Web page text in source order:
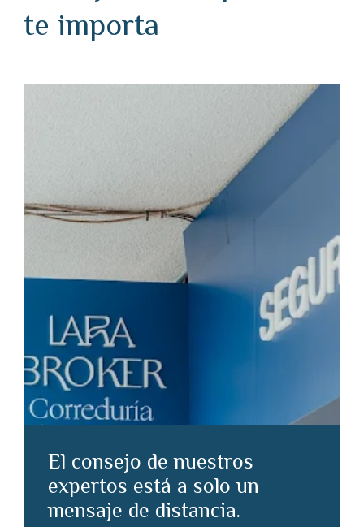
te importa
El consejo de nuestros
expertos está a solo un
mensaje de distancia.